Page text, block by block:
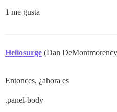
1 me gusta
Heliosurge (Dan
Entonces, ¿ahora es
.panel-body